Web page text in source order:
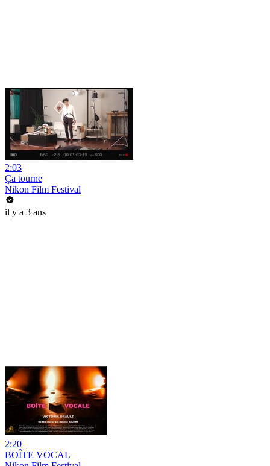
2:03
Ça tourne
Nikon Film Festival
il y a 3 ans
2:20
BOÎTE VOCAL